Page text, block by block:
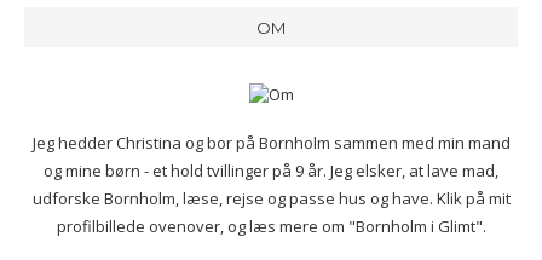
OM
Jeg hedder Christina og bor på Bornholm sammen med min mand
og mine børn - et hold tvillinger på 9 år. Jeg elsker, at lave mad,
udforske Bornholm, læse, rejse og passe hus og have. Klik på mit
profilbillede ovenover, og læs mere om "Bornholm i Glimt".